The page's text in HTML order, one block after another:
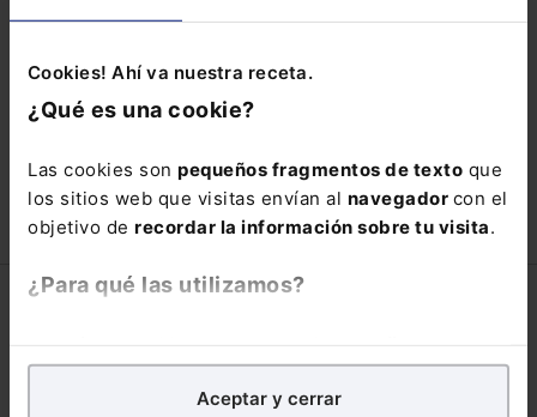
Cookies! Ahí va nuestra receta.
¿Qué es una cookie?
Las cookies son pequeños fragmentos de texto que
los sitios web que visitas envían al navegador con el
objetivo de recordar la información sobre tu visita.
¿Para qué las utilizamos?
analíticospara tratar demejorar tu experienciaen
nuestra página web. También con fines publicitarios,
Aceptar y cerrar
Si todavía no te has suscrito, no pierdas
está oportunidad y adquiere tu acceso
con un25% de descuento .
110,00€ 66,00€
COMPRAR
Lefebvre